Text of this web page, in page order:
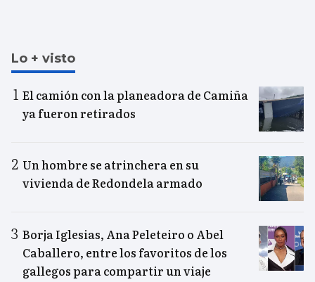
Lo + visto
El camión con la planeadora de Camiña
ya fueron retirados
Un hombre se atrinchera en su
vivienda de Redondela armado
Borja Iglesias, Ana Peleteiro o Abel
Caballero, entre los favoritos de los
gallegos para compartir un viaje